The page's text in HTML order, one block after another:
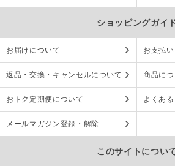
ショッピングガイ
お届けについて お支払
返品・交換・キャンセルについて 商品につ
おトク定期便について よくあ
メールマガジン登録・解除
このサイトについ